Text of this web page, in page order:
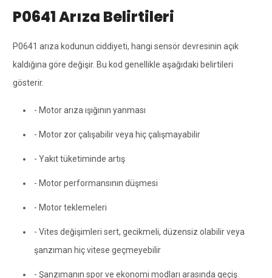
P0641 Arıza Belirtileri
P0641 arıza kodunun ciddiyeti, hangi sensör devresinin açık
kaldığına göre değişir. Bu kod genellikle aşağıdaki belirtileri
gösterir.
- Motor arıza ışığının yanması
- Motor zor çalışabilir veya hiç çalışmayabilir
- Yakıt tüketiminde artış
- Motor performansının düşmesi
- Motor teklemeleri
- Vites değişimleri sert, gecikmeli, düzensiz olabilir veya
şanzıman hiç vitese geçmeyebilir
- Şanzımanın spor ve ekonomi modları arasında geçiş